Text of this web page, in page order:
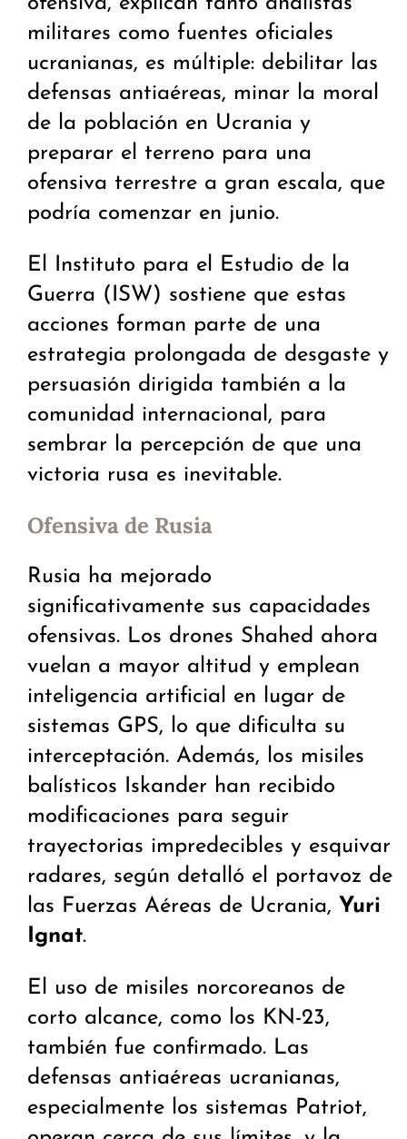
militares como fuentes oficiales
ucranianas, es múltiple: debilitar las
defensas antiaéreas, minar la moral
de la población en Ucrania y
preparar el terreno para una
ofensiva terrestre a gran escala, que
podría comenzar en junio.
El Instituto para el Estudio de la
Guerra (ISW) sostiene que estas
acciones forman parte de una
estrategia prolongada de desgaste y
persuasión dirigida también a la
comunidad internacional, para
sembrar la percepción de que una
victoria rusa es inevitable.
Ofensiva de Rusia
Rusia ha mejorado
significativamente sus capacidades
ofensivas. Los drones Shahed ahora
vuelan a mayor altitud y emplean
inteligencia artificial en lugar de
sistemas GPS, lo que dificulta su
interceptación. Además, los misiles
balísticos Iskander han recibido
modificaciones para seguir
trayectorias impredecibles y esquivar
radares, según detalló el portavoz de
las Fuerzas Aéreas de Ucrania, Yuri
Ignat.
El uso de misiles norcoreanos de
corto alcance, como los KN-23,
también fue confirmado. Las
defensas antiaéreas ucranianas,
especialmente los sistemas Patriot,